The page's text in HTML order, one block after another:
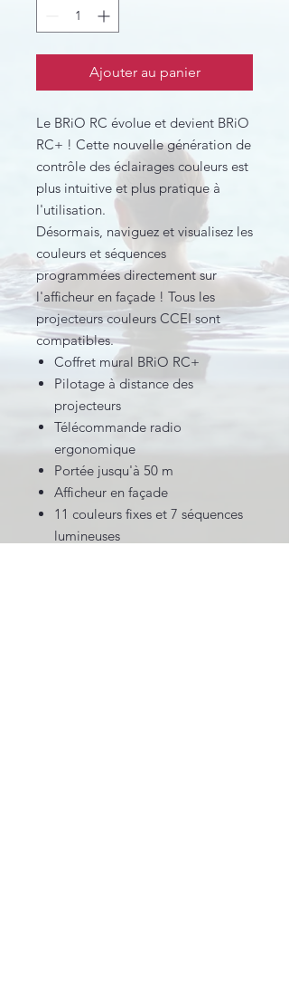
Ajouter au panier
Le BRiO RC évolue et devient BRiO
RC+ ! Cette nouvelle génération de
contrôle des éclairages couleurs est
plus intuitive et plus pratique à
l'utilisation.
Désormais, naviguez et visualisez les
couleurs et séquences
programmées directement sur
l'afficheur en façade ! Tous les
projecteurs couleurs CCEI sont
compatibles.
Coffret mural BRiO RC+
Pilotage à distance des
projecteurs
Télécommande radio
ergonomique
Portée jusqu'à 50 m
Afficheur en façade
11 couleurs fixes et 7 séquences
lumineuses